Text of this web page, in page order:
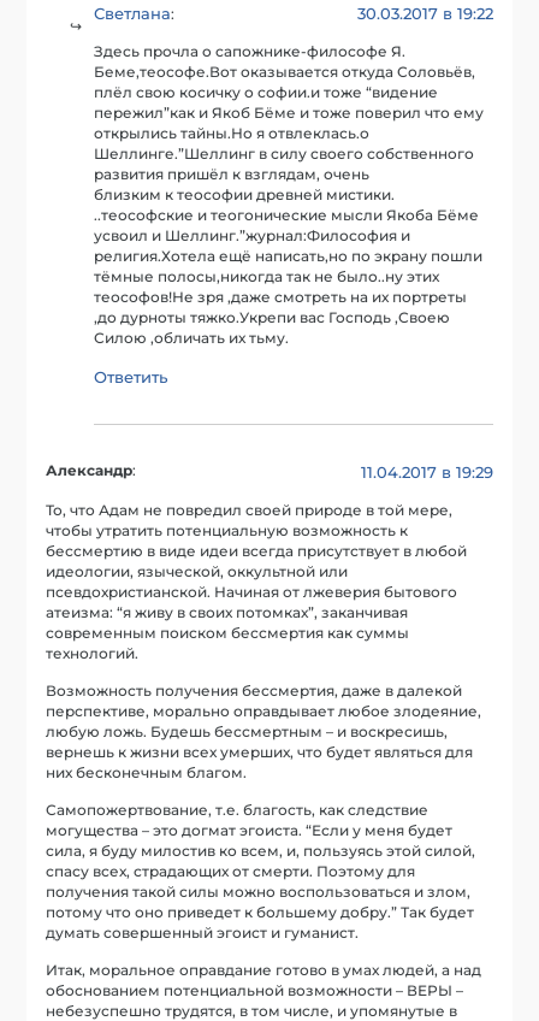
Светлана: 30.03.2017 в 19:22
Здесь прочла о сапожнике-философе Я.
Беме,теософе.Вот оказывается откуда Соловьёв,
плёл свою косичку о софии.и тоже “видение
пережил”как и Якоб Бёме и тоже поверил что ему
открылись тайны.Но я отвлеклась.о
Шеллинге.”Шеллинг в силу своего собственного
развития пришёл к взглядам, очень
близким к теософии древней мистики.
..теософские и теогонические мысли Якоба Бёме
усвоил и Шеллинг.”журнал:Философия и
религия.Хотела ещё написать,но по экрану пошли
тёмные полосы,никогда так не было..ну этих
теософов!Не зря ,даже смотреть на их портреты
,до дурноты тяжко.Укрепи вас Господь ,Своею
Силою ,обличать их тьму.
Ответить
Александр: 11.04.2017 в 19:29
То, что Адам не повредил своей природе в той мере,
чтобы утратить потенциальную возможность к
бессмертию в виде идеи всегда присутствует в любой
идеологии, языческой, оккультной или
псевдохристианской. Начиная от лжеверия бытового
атеизма: “я живу в своих потомках”, заканчивая
современным поиском бессмертия как суммы
технологий.
Возможность получения бессмертия, даже в далекой
перспективе, морально оправдывает любое злодеяние,
любую ложь. Будешь бессмертным – и воскресишь,
вернешь к жизни всех умерших, что будет являться для
них бесконечным благом.
Самопожертвование, т.е. благость, как следствие
могущества – это догмат эгоиста. “Если у меня будет
сила, я буду милостив ко всем, и, пользуясь этой силой,
спасу всех, страдающих от смерти. Поэтому для
получения такой силы можно воспользоваться и злом,
потому что оно приведет к большему добру.” Так будет
думать совершенный эгоист и гуманист.
Итак, моральное оправдание готово в умах людей, а над
обоснованием потенциальной возможности – ВЕРЫ –
небезуспешно трудятся, в том числе, и упомянутые в